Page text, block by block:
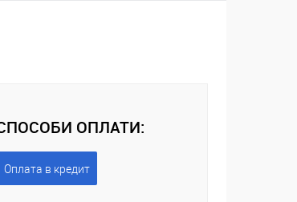
ОПЛАТИ:
Оплата в кредит